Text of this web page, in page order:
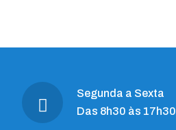
Segunda a Sexta
Das 8h30 às 17h30